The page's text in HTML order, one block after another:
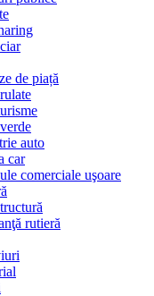
de piață
auto
car
comerciale uşoare
rutieră